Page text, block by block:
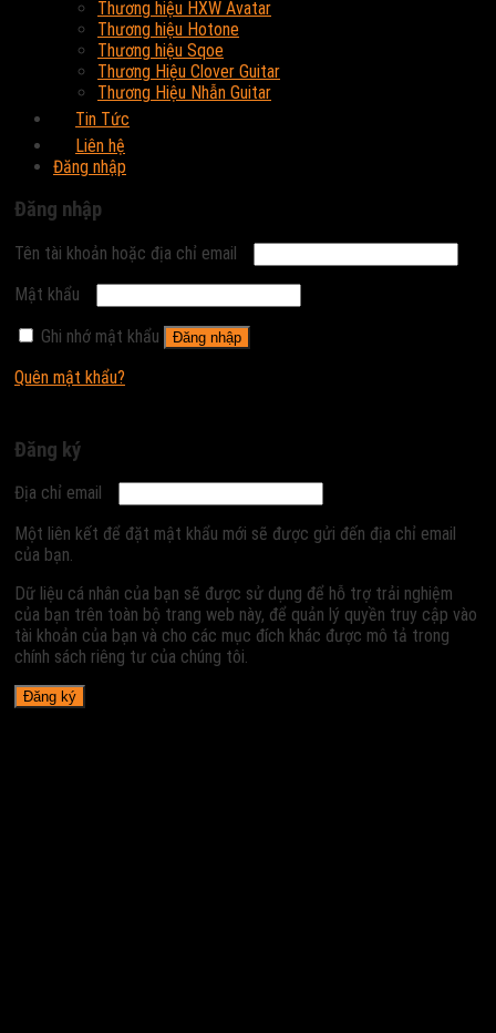
Thương hiệu HXW Avatar
Thương hiệu Hotone
Thương hiệu Sqoe
Thương Hiệu Clover Guitar
Thương Hiệu Nhẫn Guitar
Tin Tức
Liên hệ
Đăng nhập
Đăng nhập
Tên tài khoản hoặc địa chỉ email
Mật khẩu
Ghi nhớ mật khẩu
Đăng nhập
Quên mật khẩu?
Đăng ký
Địa chỉ email
Một liên kết để đặt mật khẩu mới sẽ được gửi đến địa chỉ email
của bạn.
Dữ liệu cá nhân của bạn sẽ được sử dụng để hỗ trợ trải nghiệm
của bạn trên toàn bộ trang web này, để quản lý quyền truy cập vào
tài khoản của bạn và cho các mục đích khác được mô tả trong
chính sách riêng tư của chúng tôi.
Đăng ký